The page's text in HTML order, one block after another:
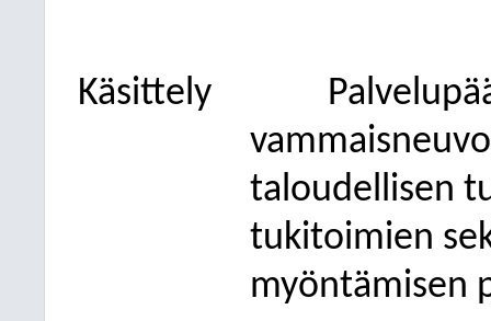
Käsittely
taloudellisen
tukitoimien
myöntämisen